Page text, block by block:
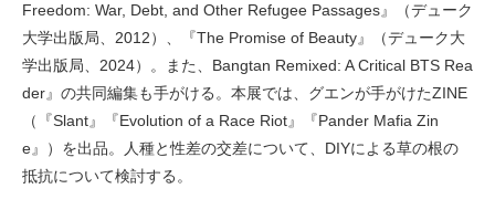
Freedom: War, Debt, and Other Refugee Passages』（デューク
大学出版局、2012）、『The Promise of Beauty』（デューク大
学出版局、2024）。また、Bangtan Remixed: A Critical BTS Rea
der』の共同編集も手がける。本展では、グエンが手がけたZINE
（『Slant』『Evolution of a Race Riot』『Pander Mafia Zin
e』）を出品。人種と性差の交差について、DIYによる草の根の
抵抗について検討する。